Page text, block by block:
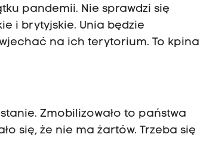
pandemii. Nie sprawdzi się
i brytyjskie. Unia będzie
na ich terytorium. To kpina
Zmobilizowało to państwa
się, że nie ma żartów. Trzeba się